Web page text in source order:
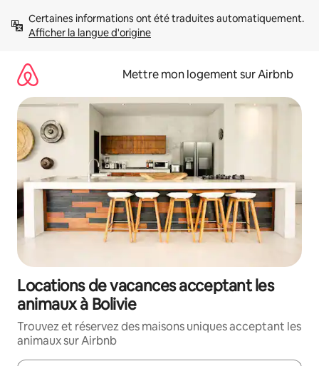
directement
Afficher la langue d'origine
Mettre mon logement sur Airbnb
Locations de vacances acceptant les
animaux à Bolivie
Trouvez et réservez des maisons uniques acceptant les
animaux sur Airbnb